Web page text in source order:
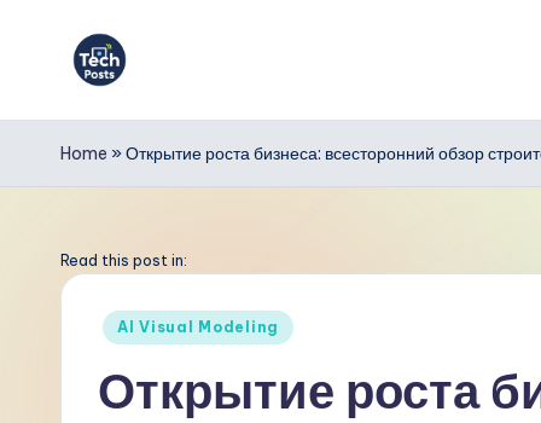
Перейти
T
e
h
Home » Открытие роста бизнеса: всесторонний обзор
Read this post in:
Опубликовано
AI Visual Modeling
Открытие роста